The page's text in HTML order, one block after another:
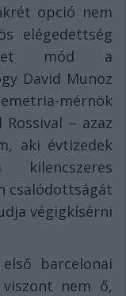
opció nem
elégedettség
mód a
David Munoz
mérnök
– azaz
aki évtizedek
csalódottságát
végigkísérni
barcelonai
nem ő,